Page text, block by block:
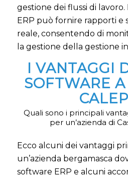
gestione dei flussi di
ERP può fornire rapporti e
reale, consentendo di
la gestione della gestione
I VANTAGGI
SOFTWARE
Quali sono i principali
per un’azienda di
Ecco alcuni dei vantaggi
un’azienda bergamasca
software ERP e alcuni